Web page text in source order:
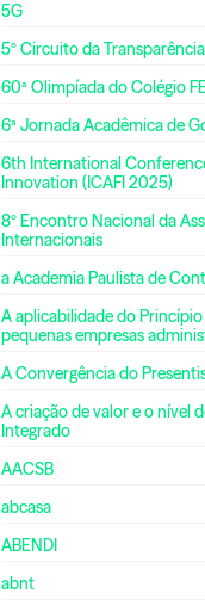
5G
5º Circuito da
60ª Olimpíada do Colégio
6ª Jornada Acadêmica de
6th International
Innovation (ICAFI 2025)
8º Encontro Nacional da
Internacionais
a Academia Paulista de
A aplicabilidade do
pequenas empresas
A Convergência do
A criação de valor e o nível
Integrado
AACSB
abcasa
ABENDI
abnt